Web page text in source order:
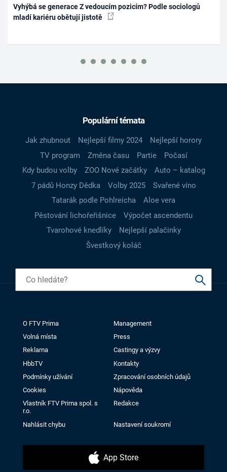
Vyhýbá se generace Z vedoucím pozicím? Podle sociologů
mladí kariéru obětují jistotě
Populární témata
Jak zhubnout Nejlepší filmy 2024
Nejlepší horory
TV program
Změna času Partie
Počasí
Kdy budou volby
ZOO Nové začátky
Auto – katalog
7 pádů Honzy Dědka
Volby 2025
Svařené víno
Tatarák podle Pohlreicha
Aloe vera
Pěstování lichořeřišnice
Výpočet ascendentu
Tvarohové knedlíky
Nejlepší palačinky
Švestkový koláč
O FTV Prima
Management
Volná místa
Press
Reklama
Castingy a výzvy
HbbTV
Kontakty
Podmínky užívání
Zpracování osobních údajů
Cookies
Nápověda
Vlastník FTV Prima spol. s
r.o.
Redakce
Nahlásit chybu Nastavení soukromí
App Store